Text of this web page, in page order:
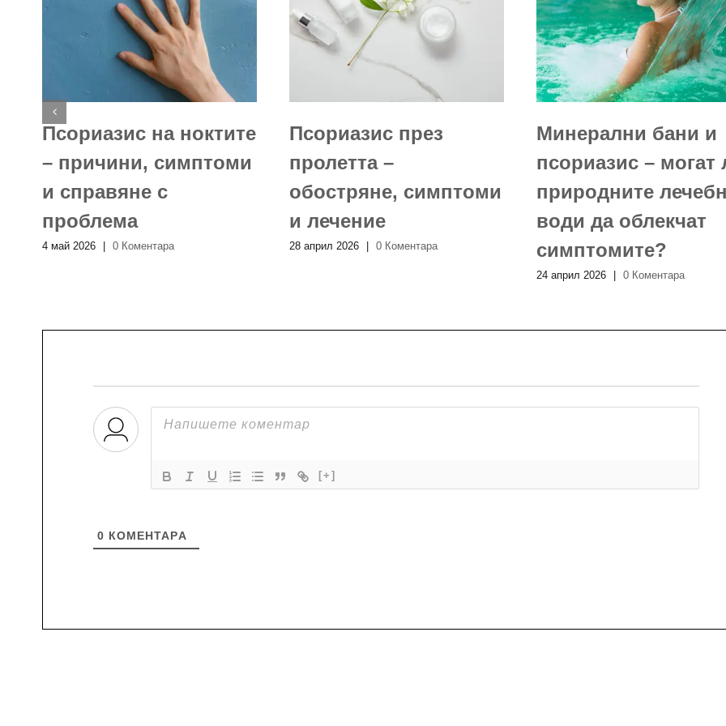
Псориазис на ноктите
– причини, симптоми
и справяне с
проблема
4 май 2026 0 Коментара
Псориазис през
пролетта –
обостряне, симптоми
и лечение
28 април 2026 0 Коментара
Минерални бани и
псориазис – могат
природните
води да облекчат
симптомите?
24 април 2026 0 Коментара
[+]
0 КОМЕНТАРA